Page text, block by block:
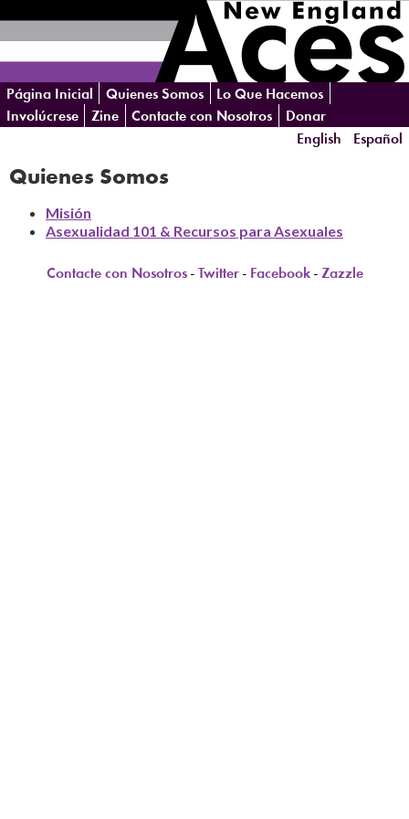
Skip
navigation
Página Inicial Quienes Somos
Lo Que Hacemos
Involúcrese
Zine Contacte con Nosotros
Donar
English
Español
Quienes Somos
Misión
Asexualidad 101 & Recursos para Asexuales
Contacte con Nosotros- Twitter- Facebook- Zazzle